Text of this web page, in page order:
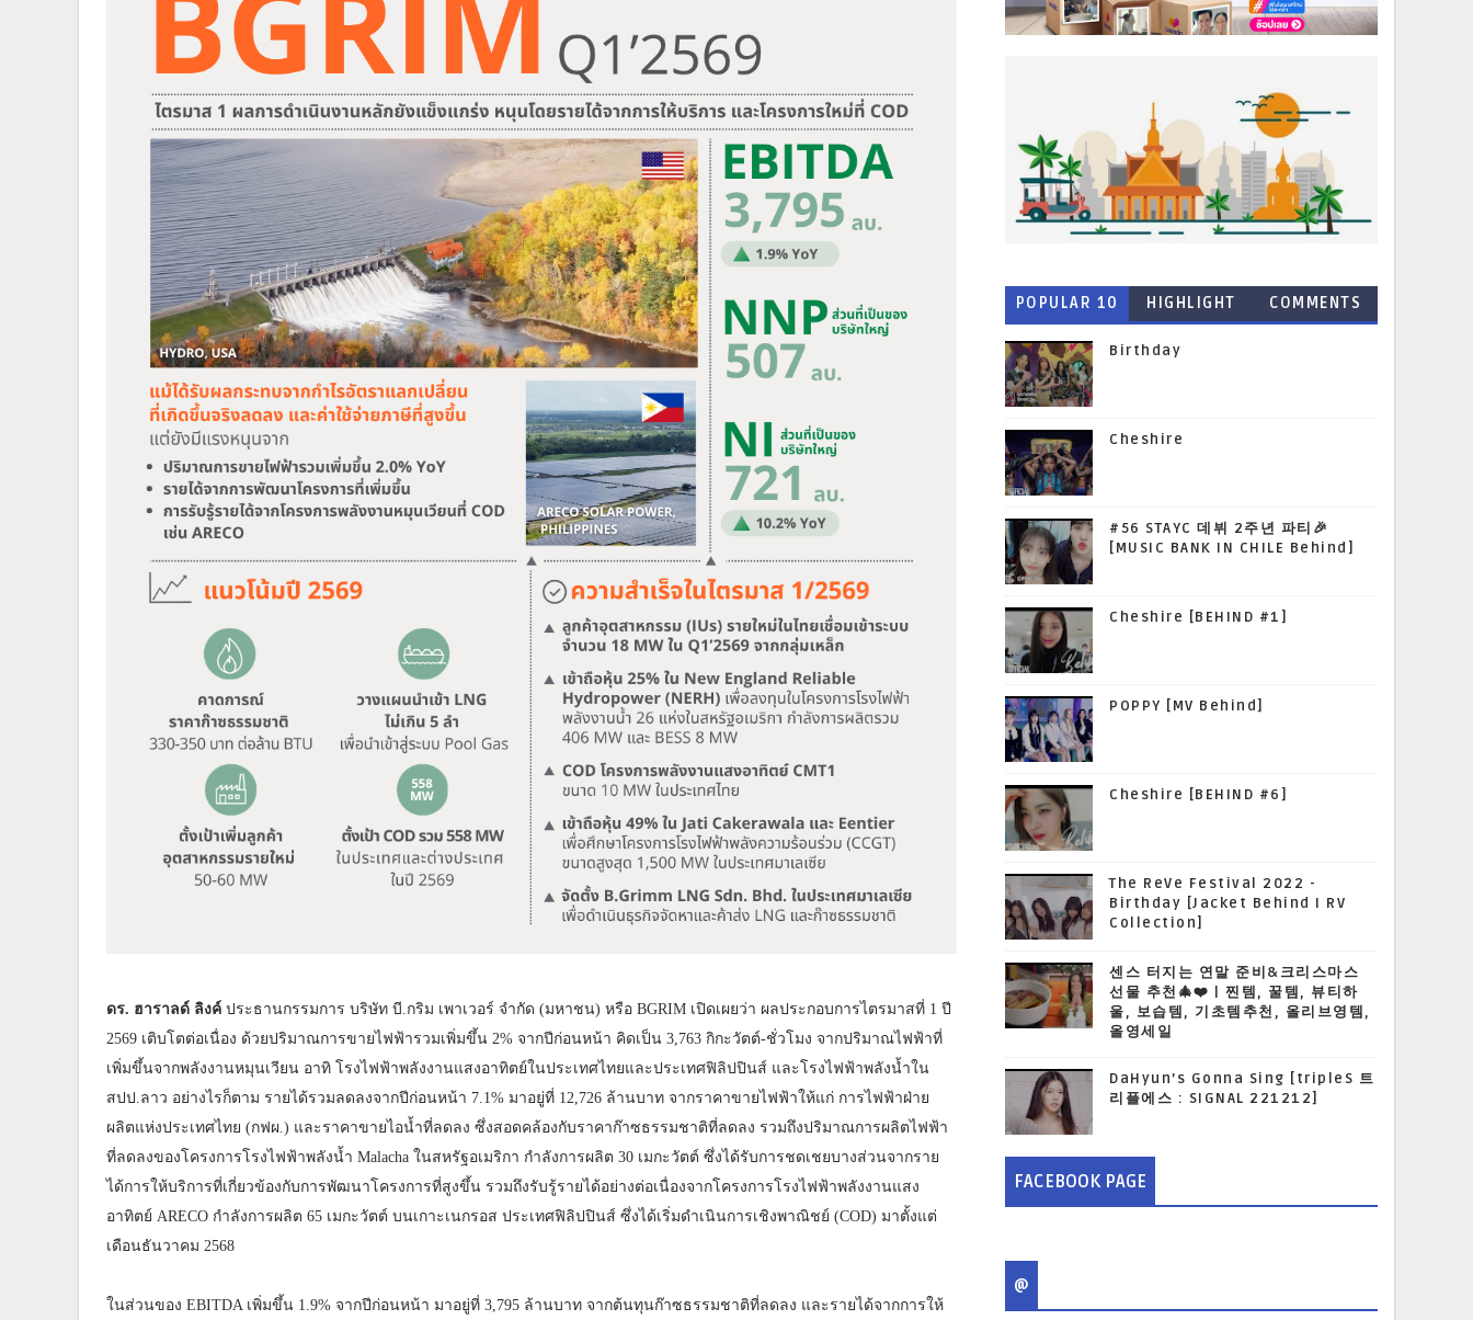
ดร. ฮาราลด์ ลิงค์ ประธานกรรมการ บริษัท บี.กริม เพาเวอร์ จำกัด (มหาชน) หรือ BGRIM เปิดเผยว่า ผลประกอบการไตรมาสที่ 1 ปี
2569 เติบโตต่อเนื่อง ด้วยปริมาณการขายไฟฟ้ารวมเพิ่มขึ้น 2% จากปีก่อนหน้า คิดเป็น 3,763 กิกะวัตต์-ชั่วโมง จากปริมาณไฟฟ้าที่
เพิ่มขึ้นจากพลังงานหมุนเวียน อาทิ โรงไฟฟ้าพลังงานแสงอาทิตย์ในประเทศไทยและประเทศฟิลิปปินส์ และโรงไฟฟ้าพลังน้ำใน
สปป.ลาว อย่างไรก็ตาม รายได้รวมลดลงจากปีก่อนหน้า 7.1% มาอยู่ที่ 12,726 ล้านบาท จากราคาขายไฟฟ้าให้แก่ การไฟฟ้าฝ่าย
ผลิตแห่งประเทศไทย (กฟผ.) และราคาขายไอน้ำที่ลดลง ซึ่งสอดคล้องกับราคาก๊าซธรรมชาติที่ลดลง รวมถึงปริมาณการผลิตไฟฟ้า
ที่ลดลงของโครงการโรงไฟฟ้าพลังน้ำ Malacha ในสหรัฐอเมริกา กำลังการผลิต 30 เมกะวัตต์ ซึ่งได้รับการชดเชยบางส่วนจากราย
ได้การให้บริการที่เกี่ยวข้องกับการพัฒนาโครงการที่สูงขึ้น รวมถึงรับรู้รายได้อย่างต่อเนื่องจากโครงการโรงไฟฟ้าพลังงานแสง
อาทิตย์ ARECO กำลังการผลิต 65 เมกะวัตต์ บนเกาะเนกรอส ประเทศฟิลิปปินส์ ซึ่งได้เริ่มดำเนินการเชิงพาณิชย์ (COD) มาตั้งแต่
เดือนธันวาคม 2568
ในส่วนของ EBITDA เพิ่มขึ้น 1.9% จากปีก่อนหน้า มาอยู่ที่ 3,795 ล้านบาท จากต้นทุนก๊าซธรรมชาติที่ลดลง และรายได้จากการให้
POPULAR 10
HIGHLIGHT
COMMENTS
Birthday
Cheshire
#56 STAYC 데뷔 2주년 파티🎉
[MUSIC BANK IN CHILE Behind]
Cheshire [BEHIND #1]
POPPY [MV Behind]
Cheshire [BEHIND #6]
The ReVe Festival 2022 -
Birthday [Jacket Behind I RV
Collection]
센스 터지는 연말 준비&크리스마스
선물 추천🎄❤️ | 찐템, 꿀템, 뷰티하
울, 보습템, 기초템추천, 올리브영템,
올영세일
DaHyun’s Gonna Sing [tripleS 트
리플에스 : SIGNAL 221212]
FACEBOOK PAGE
@